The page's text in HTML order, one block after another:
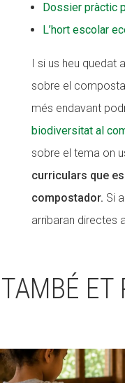
Dossier pràctic
L’hort escolar
I si us heu quedat
sobre el
més endavant
biodiversitat al
sobre el tema on
curriculars que
compostador. Si
arribaran directes
TAMBÉ ET